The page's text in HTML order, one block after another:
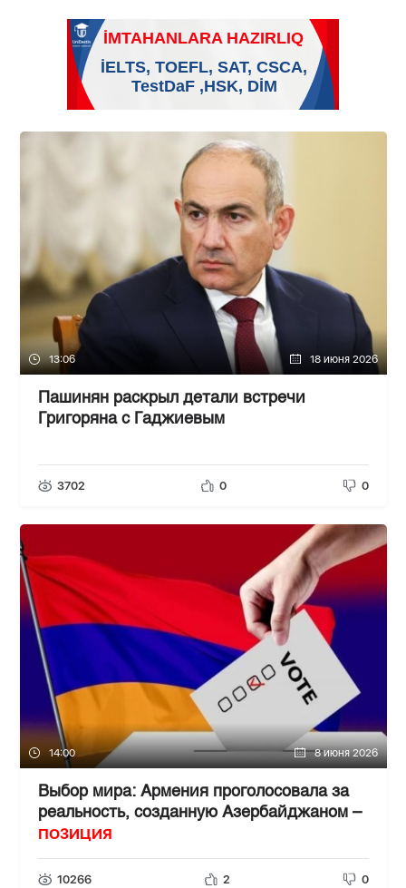
13:06 18 июня 2026
Пашинян раскрыл детали встречи
Григоряна с Гаджиевым
3702 0 0
14:00 8 июня 2026
Выбор мира: Армения проголосовала за
реальность, созданную Азербайджаном –
ПОЗИЦИЯ
10266 2 0